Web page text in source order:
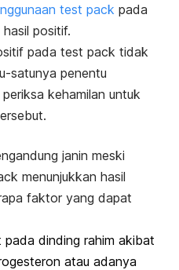
test pack pada
positif.
pada test pack tidak
satunya penentu
kehamilan untuk
janin meski
menunjukkan hasil
faktor yang dapat
pada dinding rahim akibat
atau adanya